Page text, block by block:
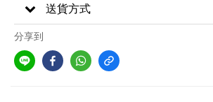
送貨方式
分享到